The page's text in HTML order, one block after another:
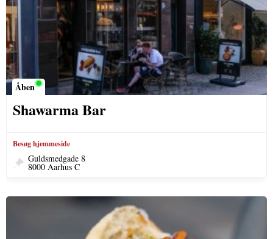
Åben
Shawarma Bar
Besøg hjemmeside
Guldsmedgade 8
8000 Aarhus C